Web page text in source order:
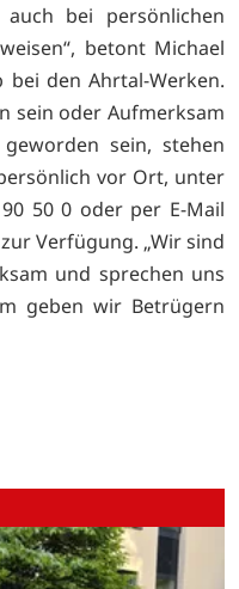
bei persönlichen
betont Michael
den Ahrtal-Werken.
sein oder Aufmerksam
sein, stehen
vor Ort, unter
50 0 oder per E-Mail
zur Verfügung. „Wir sind
und sprechen uns
geben wir Betrügern